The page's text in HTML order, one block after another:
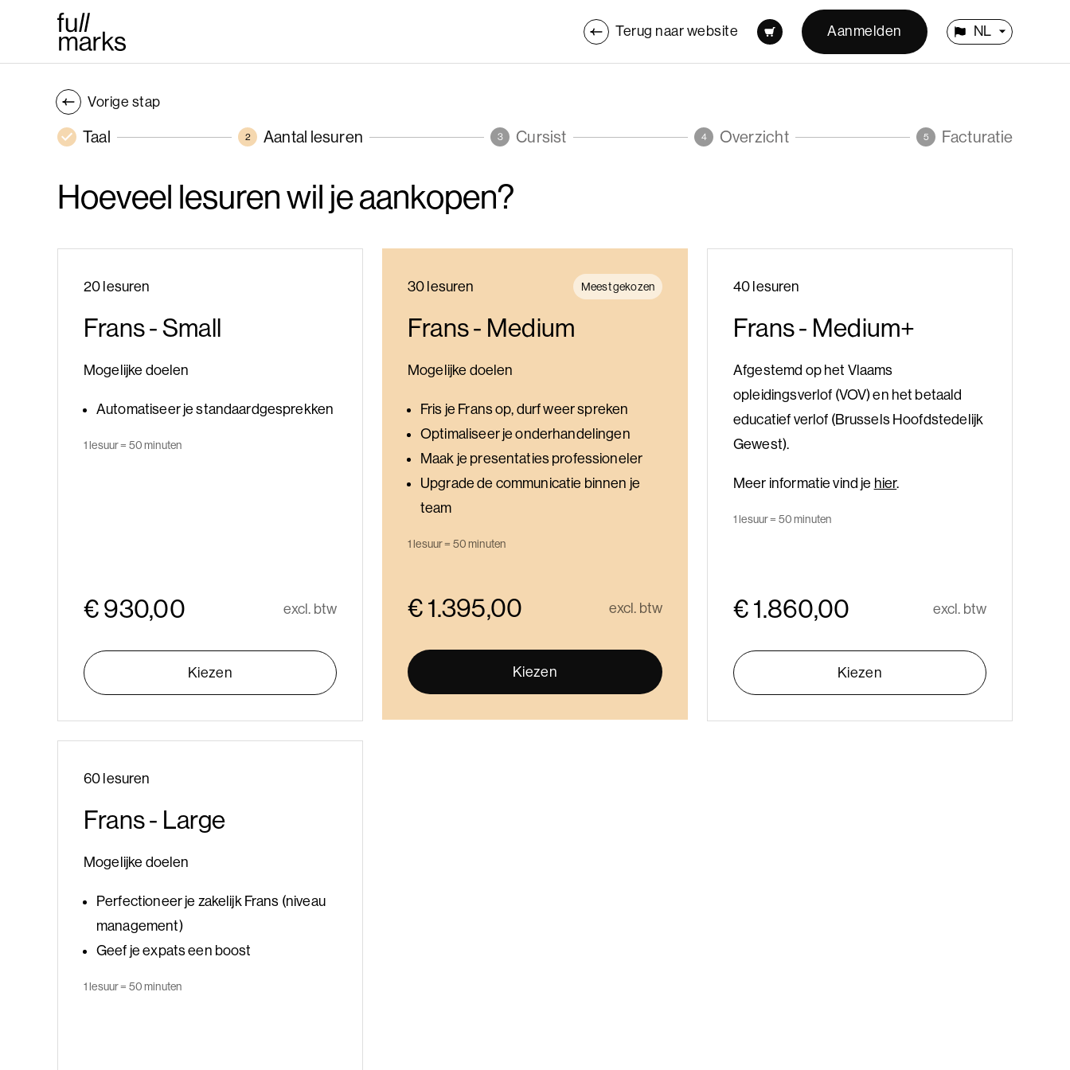
Terug naar website Aanmelden NL
Vorige stap
Taal 2 Aantal lesuren 3 Cursist 4 Overzicht 5 Facturatie
Hoeveel lesuren wil je aankopen?
20 lesuren
Frans - Small
Mogelijke doelen
Automatiseer je standaardgesprekken
1 lesuur = 50 minuten
€ 930,00 excl. btw
Kiezen
30 lesuren Meest gekozen
Frans - Medium
Mogelijke doelen
Fris je Fransop, durf weer spreken
Optimaliseer je onderhandelingen
Maak je presentaties professioneler
Upgrade de communicatie binnen je
team
1 lesuur = 50 minuten
€ 1.395,00 excl. btw
Kiezen
40 lesuren
Frans - Medium+
Afgestemd op het Vlaams
opleidingsverlof (VOV) en het betaald
educatief verlof (Brussels Hoofdstedelijk
Gewest).
Meer informatie vind je hier.
1 lesuur = 50 minuten
€ 1.860,00 excl. btw
Kiezen
60 lesuren
Frans - Large
Mogelijke doelen
Perfectioneer je zakelijk Frans (niveau
management)
Geef je expats een boost
1 lesuur = 50 minuten